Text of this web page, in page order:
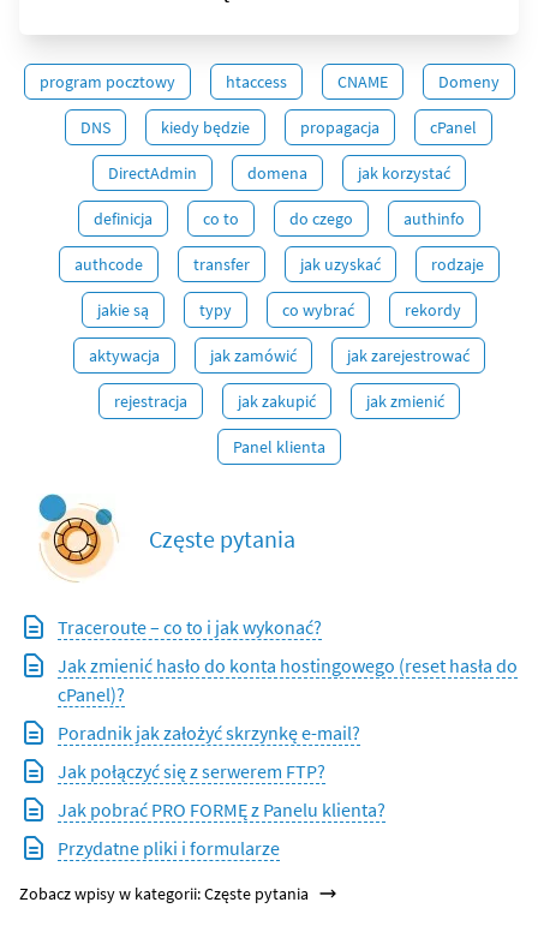
program pocztowy htaccess CNAME Domeny
DNS kiedy będzie propagacja cPanel
DirectAdmin domena jak korzystać
definicja co to do czego authinfo
authcode transfer jak uzyskać rodzaje
jakie są typy co wybrać rekordy
aktywacja jak zamówić jak zarejestrować
rejestracja jak zakupić jak zmienić
Panel klienta
Częste pytania
Traceroute – co to i jak wykonać?
Jak zmienić hasło do konta hostingowego (reset hasła do
cPanel)?
Poradnik jak założyć skrzynkę e-mail?
Jak połączyć się z serwerem FTP?
Jak pobrać PRO FORMĘ z Panelu klienta?
Przydatne pliki i formularze
Zobacz wpisy w kategorii: Częste pytania